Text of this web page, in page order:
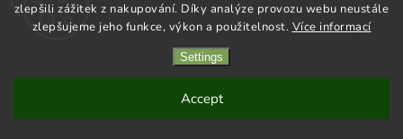
zlepšili zážitek z nakupování. Díky analýze provozu webu neustále
zlepšujeme jeho funkce, výkon a použitelnost. Více informací
Settings
Accept
Shoptet | Design